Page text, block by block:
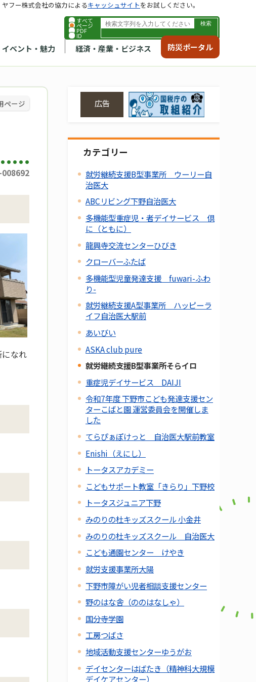
すべて
ページ
PDF
ID
ベント・魅力 経済・産業・ビジネス 防災ポータル
フー株式会社の協力によるキャッシュサイトをお試しください。
ページ
008692
なれ
広告
カテゴリー
就労継続支援B型事業所 ウーリー自
治医大
ABCリビング下野自治医大
多機能型重症児・者デイサービス 倶
に（ともに）
龍興寺交流センターひびき
クローバーふたば
多機能型児童発達支援 fuwari-ふわ
り-
就労継続支援A型事業所 ハッピーラ
イフ自治医大駅前
あいびい
ASKA club pure
就労継続支援B型事業所そらイロ
重症児デイサービス DAIJI
令和7年度 下野市こども発達支援セン
ターこばと園 運営委員会を開催しま
した
てらぴぁぽけっと 自治医大駅前教室
Enishi（えにし）
トータスアカデミー
こどもサポート教室「きらり」下野校
トータスジュニア下野
みのりの杜キッズスクール 小金井
みのりの杜キッズスクール 自治医大
こども通園センター けやき
就労支援事業所大陽
下野市障がい児者相談支援センター
野のはな舎（ののはなしゃ）
国分寺学園
工房つばさ
地域活動支援センターゆうがお
デイセンターはばたき（精神科大規模
デイケアセンター）